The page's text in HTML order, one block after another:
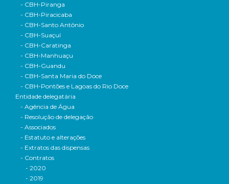
- CBH-Piranga
- CBH-Piracicaba
- CBH-Santo Antônio
- CBH-Suaçuí
- CBH-Caratinga
- CBH-Manhuaçu
- CBH-Guandu
- CBH-Santa Maria do Doce
- CBH-Pontões e Lagoas do Rio Doce
Entidade delegatária
- Agência de Água
- Resolução de delegação
- Associados
- Estatuto e alterações
- Extratos das dispensas
- Contratos
- 2020
- 2019